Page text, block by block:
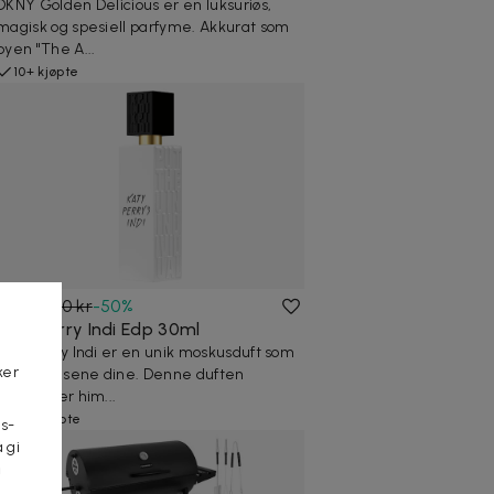
Golden Delicious er en luksuriøs,
og spesiell parfyme. Akkurat som
"The A...
10+ kjøpte
340 kr-50%
Katy Perry Indi Edp 30ml
Katy Perry Indi er en unik moskusduft som
sansene dine. Denne duften
inneholder him...
30+ kjøpte
gi